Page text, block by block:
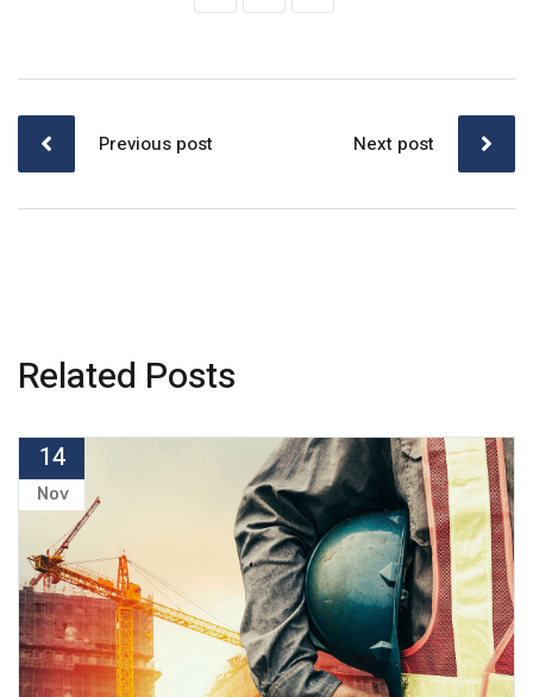
Post
navigation
Previous post Next post
Related Posts
14
Nov